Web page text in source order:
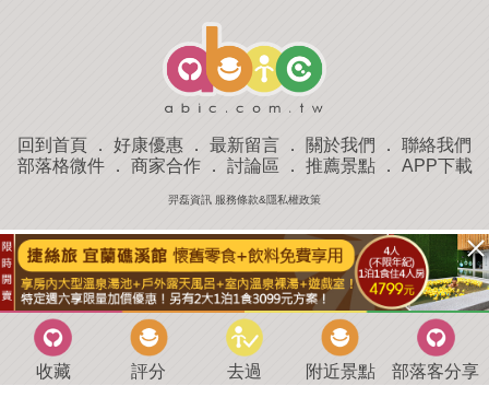
回到首頁 ． 好康優惠 ． 最新留言 ． 關於我們 ． 聯絡我們
部落格微件． 商家合作． 討論區 ． 推薦景點． APP下載
羿磊資訊 服務條款&隱私權政策
收藏 評分 去過 附近景點 部落客分享